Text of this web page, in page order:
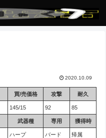
2020.10.09
買/売価格 攻撃 耐久
145/15 92 85
武器種 専用 獲得時
ハープ バード 帰属